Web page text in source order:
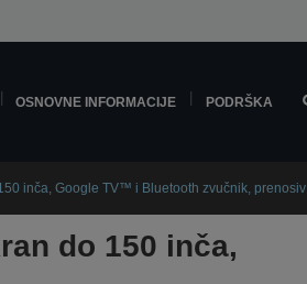
OSNOVNE INFORMACIJE PODRŠKA
inča, Google TV™ i Bluetooth zvučnik, prenosiv
do 150 inča,